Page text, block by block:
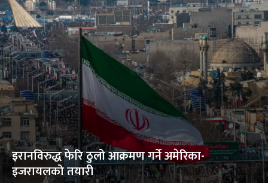
इरानविरुद्ध फेरि ठुलो आक्रमण गर्ने अमेरिका-
इजरायलको तयारी